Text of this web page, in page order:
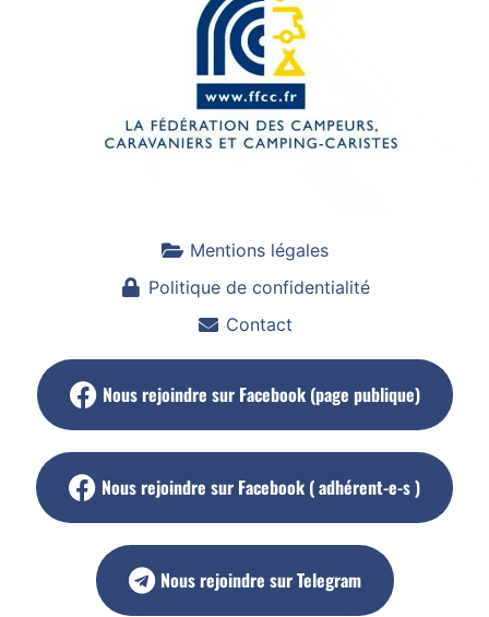
Mentions légales
Politique de confidentialité
Contact
Nous rejoindre sur Facebook (page publique)
Nous rejoindre sur Facebook ( adhérent-e-s )
Nous rejoindre sur Telegram